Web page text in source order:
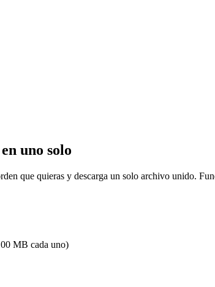
uno solo
que quieras y descarga un solo archivo unido.
MB cada uno)